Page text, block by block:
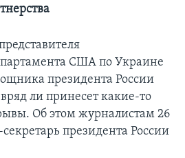
США по Украине
президента России
ли принесет какие-то
Об этом журналистам 26
президента России